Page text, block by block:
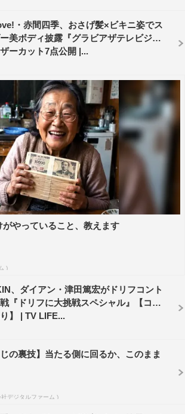
・赤間四季、おさげ髪×ビキニ姿でス
美ボディ披露『グラビアザテレビジョ
ーカット7点公開 |...
やっていること、教えます
)
、ダイアン・津田篤宏がドリフコント
『ドリフに大挑戦スペシャル』【コメ
】 | TV LIFE...
じの裏技】当たる側に回るか、このまま
社デジタルファーム )